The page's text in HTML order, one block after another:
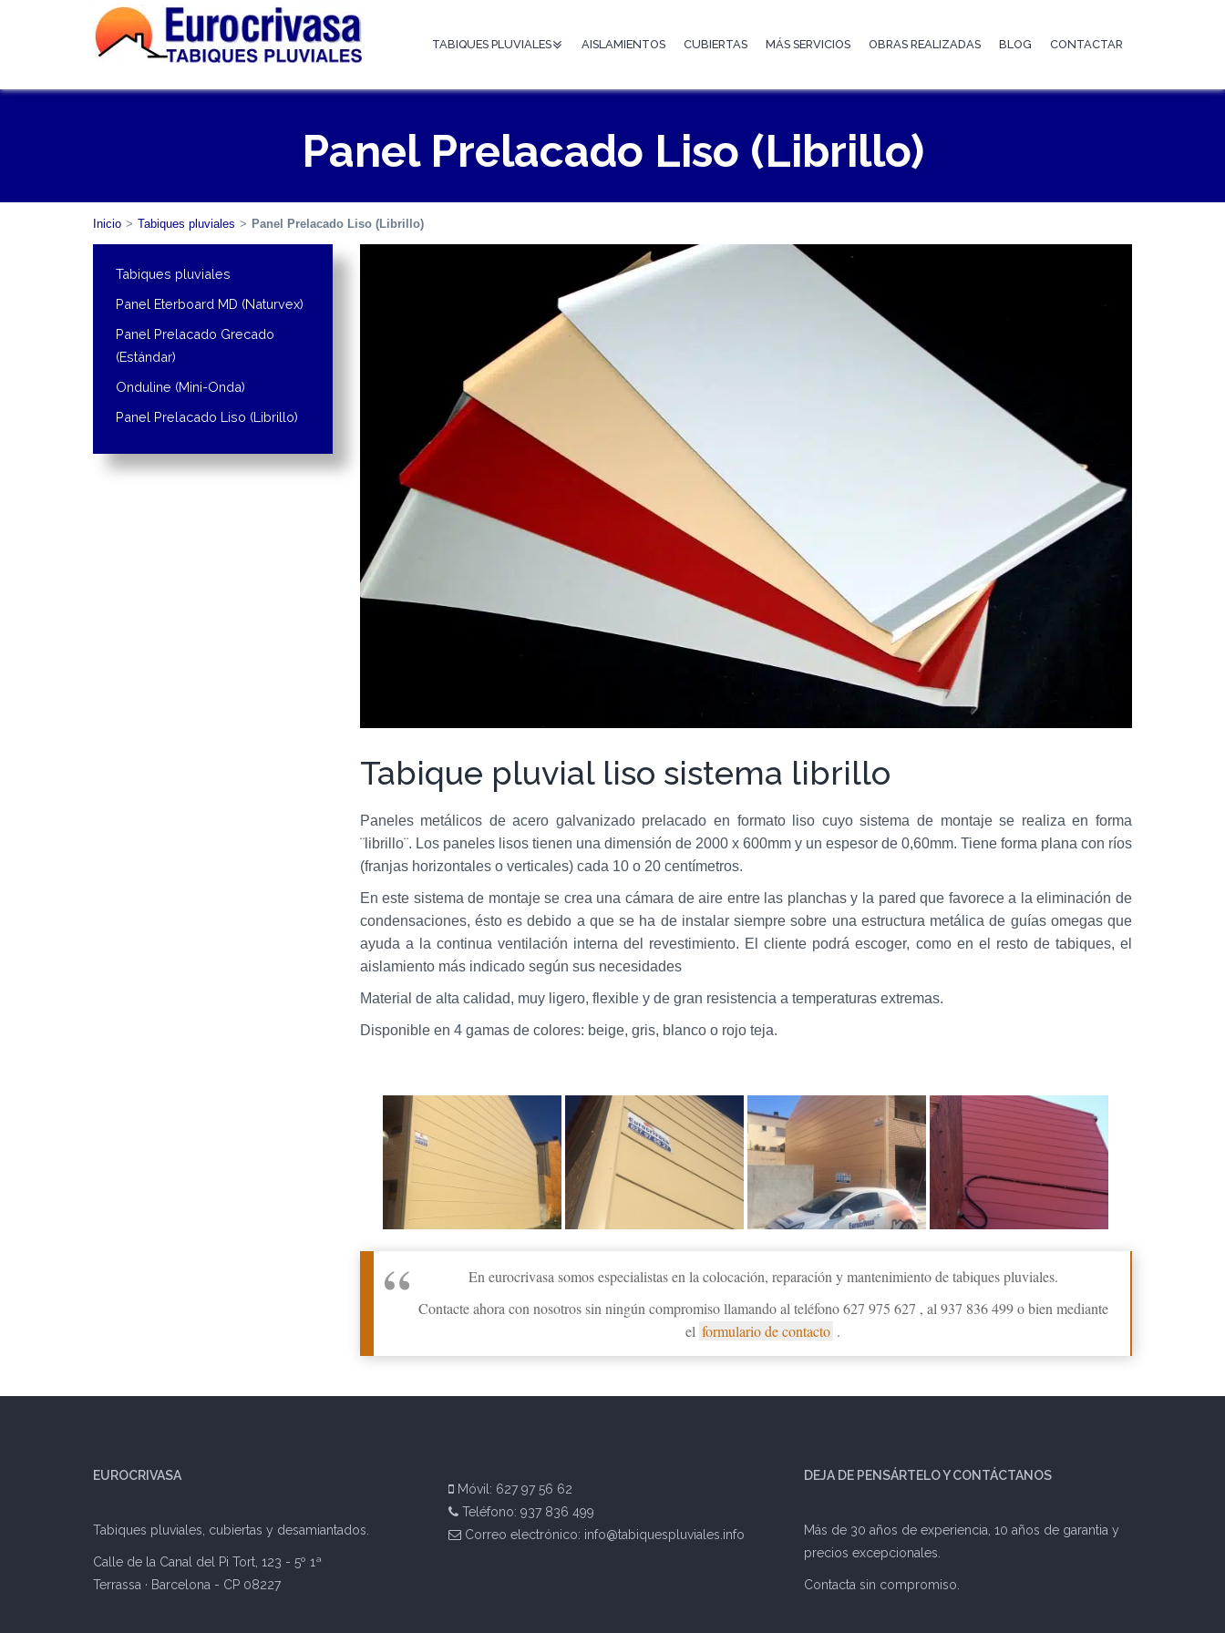
TABIQUES PLUVIALES AISLAMIENTOS CUBIERTAS MÁS SERVICIOS OBRAS REALIZADAS BLOG CONTACTAR
Panel Prelacado Liso (Librillo)
Inicio > Tabiques pluviales > Panel Prelacado Liso (Librillo)
Tabiques pluviales
Panel Eterboard MD (Naturvex)
Panel Prelacado Grecado
(Estándar)
Onduline (Mini-Onda)
Panel Prelacado Liso (Librillo)
Tabique pluvial liso sistema librillo
Paneles metálicos de acero galvanizado prelacado en formato liso cuyo sistema de montaje se realiza en forma
¨librillo¨. Los paneles lisos tienen una dimensión de 2000 x 600mm y un espesor de 0,60mm. Tiene forma plana con ríos
(franjas horizontales o verticales) cada 10 o 20 centímetros.
En este sistema de montaje se crea una cámara de aire entre las planchas y la pared que favorece a la eliminación de
condensaciones, ésto es debido a que se ha de instalar siempre sobre una estructura metálica de guías omegas que
ayuda a la continua ventilación interna del revestimiento. El cliente podrá escoger, como en el resto de tabiques, el
aislamiento más indicado según sus necesidades
Material de alta calidad, muy ligero, flexible y de gran resistencia a temperaturas extremas.
Disponible en 4 gamas de colores: beige, gris, blanco o rojo teja.
En eurocrivasa somos especialistas en la colocación, reparación y mantenimiento de tabiques pluviales.
Contacte ahora con nosotros sin ningún compromiso llamando al teléfono 627 975 627 , al 937 836 499 o bien mediante
el formulario de contacto .
EUROCRIVASA
Tabiques pluviales, cubiertas y desamiantados.
Calle de la Canal del Pi Tort, 123 - 5º 1ª
Terrassa · Barcelona - CP 08227
Móvil: 627 97 56 62
Teléfono: 937 836 499
Correo electrónico: info@tabiquespluviales.info
DEJA DE PENSÁRTELO Y CONTÁCTANOS
Más de 30 años de experiencia, 10 años de garantia y
precios excepcionales.
Contacta sin compromiso.